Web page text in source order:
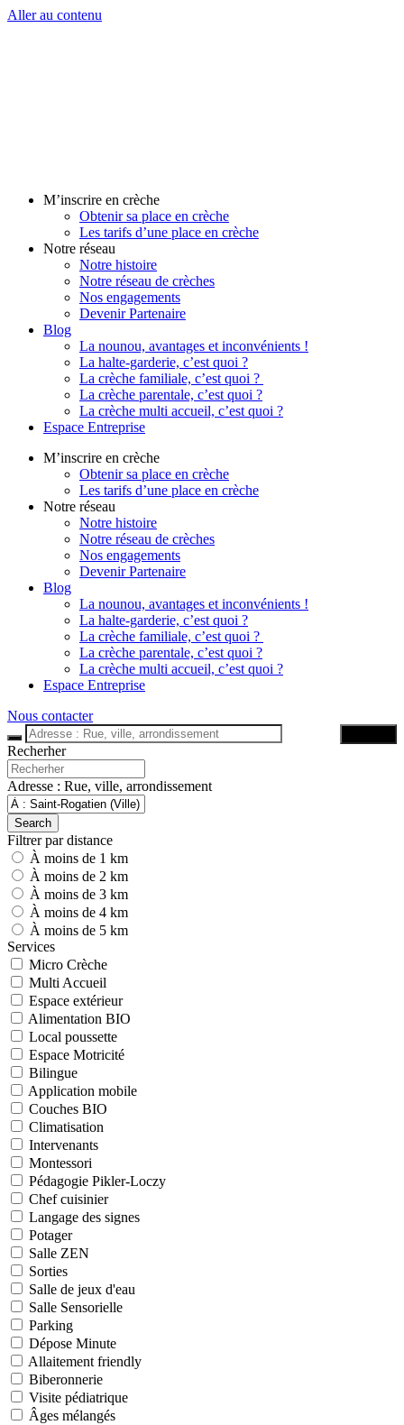
Aller au contenu
M’inscrire en crèche
Obtenir sa place en crèche
Les tarifs d’une place en crèche
Notre réseau
Notre histoire
Notre réseau de crèches
Nos engagements
Devenir Partenaire
Blog
La nounou, avantages et inconvénients !
La halte-garderie, c’est quoi ?
La crèche familiale, c’est quoi ?
La crèche parentale, c’est quoi ?
La crèche multi accueil, c’est quoi ?
Espace Entreprise
M’inscrire en crèche
Obtenir sa place en crèche
Les tarifs d’une place en crèche
Notre réseau
Notre histoire
Notre réseau de crèches
Nos engagements
Devenir Partenaire
Blog
La nounou, avantages et inconvénients !
La halte-garderie, c’est quoi ?
La crèche familiale, c’est quoi ?
La crèche parentale, c’est quoi ?
La crèche multi accueil, c’est quoi ?
Espace Entreprise
Nous contacter
Recherher
Adresse : Rue, ville, arrondissement
Search
Filtrer par distance
À moins de 1 km
À moins de 2 km
À moins de 3 km
À moins de 4 km
À moins de 5 km
Services
Micro Crèche
Multi Accueil
Espace extérieur
Alimentation BIO
Local poussette
Espace Motricité
Bilingue
Application mobile
Couches BIO
Climatisation
Intervenants
Montessori
Pédagogie Pikler-Loczy
Chef cuisinier
Langage des signes
Potager
Salle ZEN
Sorties
Salle de jeux d'eau
Salle Sensorielle
Parking
Dépose Minute
Allaitement friendly
Biberonnerie
Visite pédiatrique
Âges mélangés